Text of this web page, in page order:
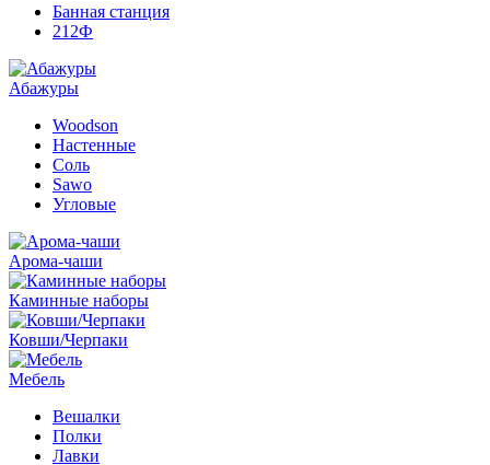
Банная станция
212Ф
Абажуры
Woodson
Настенные
Соль
Sawo
Угловые
Арома-чаши
Каминные наборы
Ковши/Черпаки
Мебель
Вешалки
Полки
Лавки